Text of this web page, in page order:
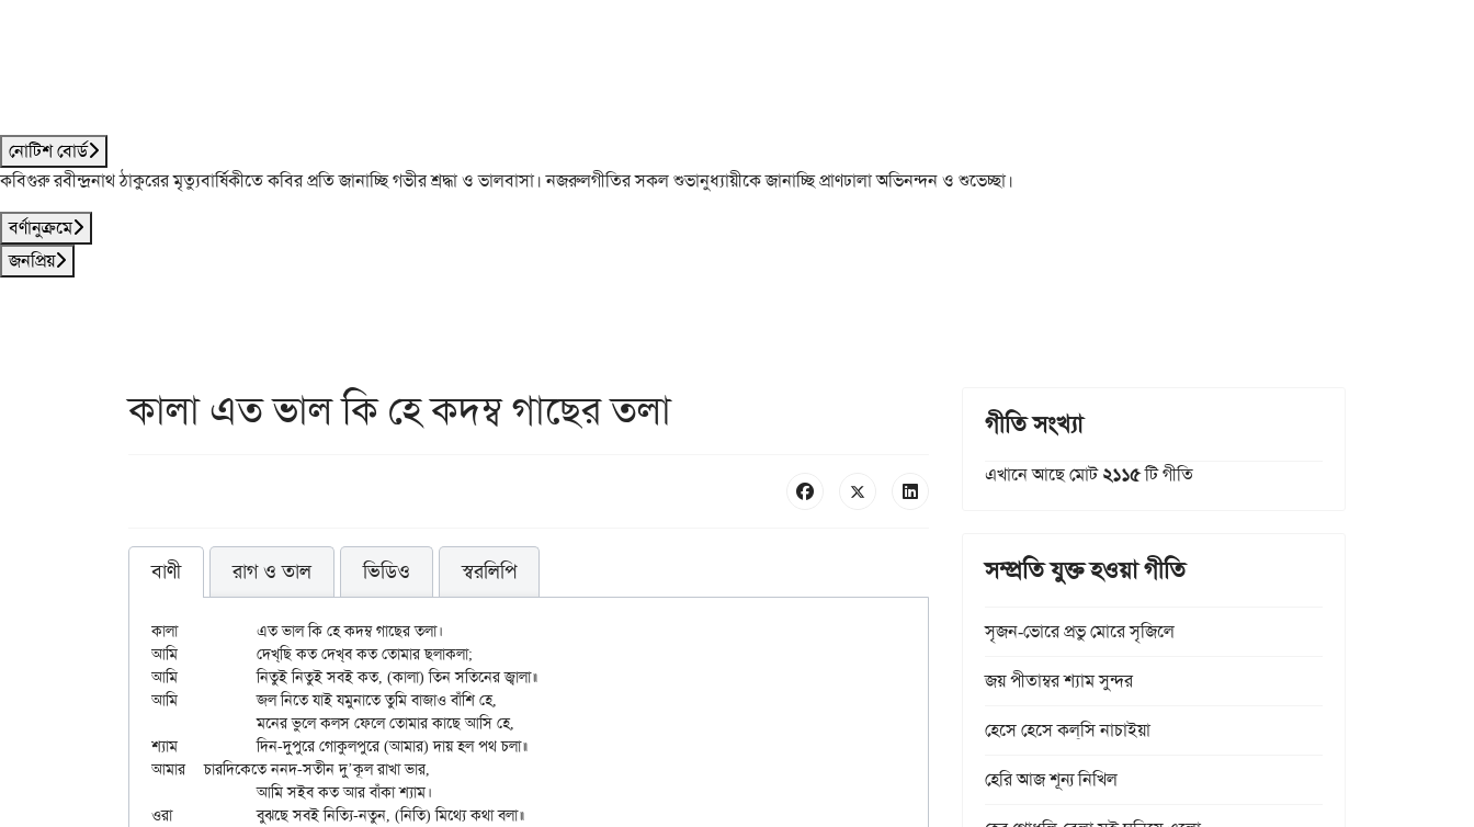
নোটিশ বোর্ড
কবিগুরু রবীন্দ্রনাথ ঠাকুরের মৃত্যুবার্ষিকীতে কবির প্রতি জানাচ্ছি গভীর শ্রদ্ধা ও ভালবাসা। নজরুলগীতির সকল শুভানুধ্যায়ীকে জানাচ্ছি প্রাণঢালা অভিনন্দন ও শুভেচ্ছা।
বর্ণানুক্রমে
জনপ্রিয়
কালা এত ভাল কি হে কদম্ব গাছের তলা
বাণী রাগ ও তাল ভিডিও স্বরলিপি
কালা		এত ভাল কি হে কদম্ব গাছের তলা।
আমি		দেখ্‌ছি কত দেখ্‌ব কত তোমার ছলাকলা;
আমি		নিতুই নিতুই সবই কত, (কালা) তিন সতিনের জ্বালা॥
আমি		জল নিতে যাই যমুনাতে তুমি বাজাও বাঁশি হে,
		মনের ভুলে কলস ফেলে তোমার কাছে আসি হে,
শ্যাম		দিন-দুপুরে গোকুলপুরে (আমার) দায় হল পথ চলা॥
আমার	চারদিকেতে ননদ-সতীন দু’কূল রাখা ভার,
		আমি সইব কত আর বাঁকা শ্যাম।
গীতি সংখ্যা
এখানে আছে মোট২১১৫টি গীতি
সম্প্রতি যুক্ত হওয়া গীতি
সৃজন-ভোরে প্রভু মোরে সৃজিলে
জয় পীতাম্বর শ্যাম সুন্দর
হেসে হেসে কল্‌সি নাচাইয়া
হেরি আজ শূন্য নিখিল